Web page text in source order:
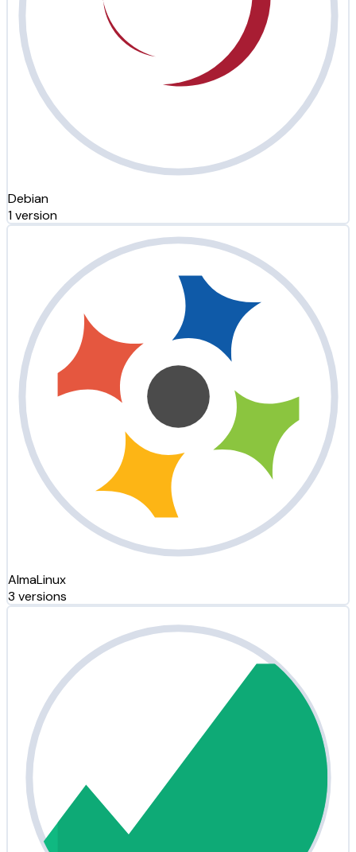
Debian
1 version
AlmaLinux
3 versions